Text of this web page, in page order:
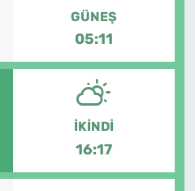
GÜNEŞ
05:11
İKINDI
16:17